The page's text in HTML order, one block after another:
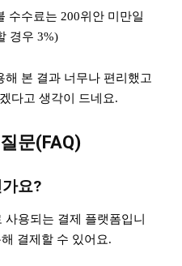
수수료는 200위안 미만일
경우 3%)
본 결과 너무나 편리했고
다고 생각이 드네요.
문(FAQ)
요?
용되는 결제 플랫폼입니
결제할 수 있어요.